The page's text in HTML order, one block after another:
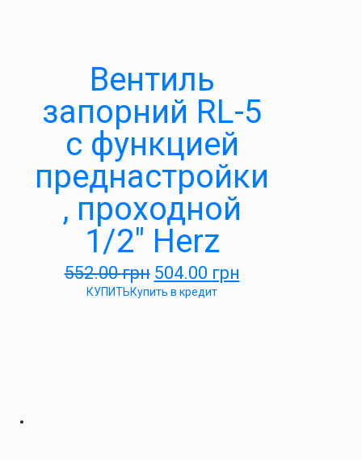
Вентиль
запорний RL-5
c функцией
преднастройки
, проходной
1/2″ Herz
552.00грн 504.00 грн
КУПИТЬКупить в кредит